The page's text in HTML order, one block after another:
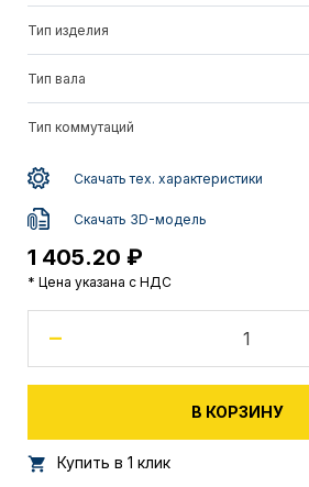
Тип изделия
Тип вала
Тип коммутаций
Скачать тех. характеристики
Скачать 3D-модель
1 405.20 ₽
* Цена указана с НДС
-
В КОРЗИНУ
Купить в 1 клик